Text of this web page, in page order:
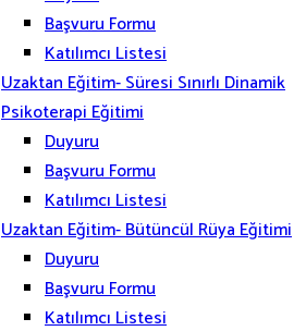
Başvuru Formu
Katılımcı Listesi
Uzaktan Eğitim- Süresi Sınırlı Dinamik
Psikoterapi Eğitimi
Duyuru
Başvuru Formu
Katılımcı Listesi
Uzaktan Eğitim- Bütüncül Rüya Eğitimi
Duyuru
Başvuru Formu
Katılımcı Listesi